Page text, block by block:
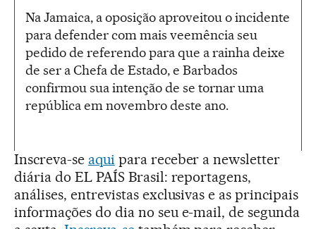
Na Jamaica, a oposição aproveitou o incidente
para defender com mais veemência seu
pedido de referendo para que a rainha deixe
de ser a Chefa de Estado, e Barbados
confirmou sua intenção de se tornar uma
república em novembro deste ano.
Inscreva-se aqui para receber a newsletter
diária do EL PAÍS Brasil: reportagens,
análises, entrevistas exclusivas e as principais
informações do dia no seu e-mail, de segunda